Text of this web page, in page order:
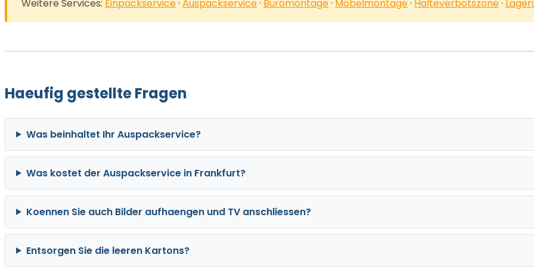
Weitere Services: Einpackservice· Auspackservice· Büromontage· Möbelmontage· Halteverbotszone·
Haeufig gestellte Fragen
Was beinhaltet Ihr Auspackservice?
Was kostet der Auspackservice in Frankfurt?
Koennen Sie auch Bilder aufhaengen und TV anschliessen?
Entsorgen Sie die leeren Kartons?